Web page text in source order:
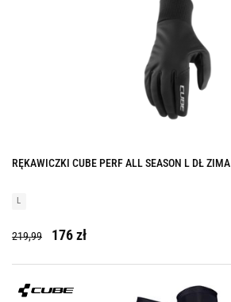
RĘKAWICZKI CUBE PERF ALL SEASON L DŁ ZIMA
L
219,99 176 zł